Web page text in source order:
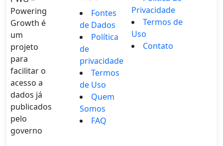
Powering
Growth é
um
projeto
para
facilitar o
acesso a
dados já
publicados
pelo
governo
Fontes
de Dados
Política
de
privacidade
Termos
de Uso
Quem
Somos
FAQ
Privacidade
Termos de
Uso
Contato